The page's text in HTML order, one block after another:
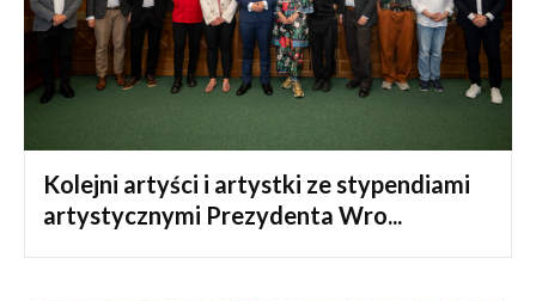
Kolejni artyści i artystki ze stypendiami
artystycznymi Prezydenta Wro...